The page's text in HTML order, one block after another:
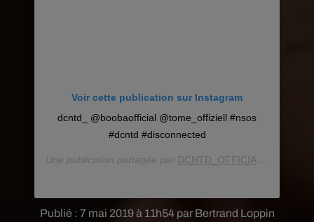
Publié : 7 mai 2019 à 11h54 par Bertrand Loppin
Voir cette publication sur Instagram
dcntd_ @boobaofficial @tome_offiziell #nsos
#dcntd #disconnected
Une publication partagée par DCNTD_OFFICIAL®